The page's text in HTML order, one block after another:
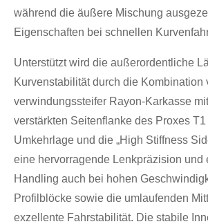
während die äußere Mischung
Eigenschaften bei schnellen
Unterstützt wird die außerordentliche
Kurvenstabilität durch die Kombination
verwindungssteifer Rayon-Karkasse
verstärkten Seitenflanke des Proxes
Umkehrlage und die „High Stiffness
eine hervorragende Lenkpräzision und
Handling auch bei hohen
Profilblöcke sowie die umlaufenden
exzellente Fahrstabilität. Die stabile